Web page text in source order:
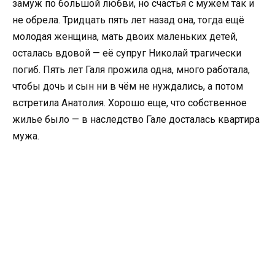
замуж по большой любви, но счастья с мужем так и
не обрела. Тридцать пять лет назад она, тогда ещё
молодая женщина, мать двоих маленьких детей,
осталась вдовой — её супруг Николай трагически
погиб. Пять лет Галя прожила одна, много работала,
чтобы дочь и сын ни в чём не нуждались, а потом
встретила Анатолия. Хорошо еще, что собственное
жилье было — в наследство Гале досталась квартира
мужа.